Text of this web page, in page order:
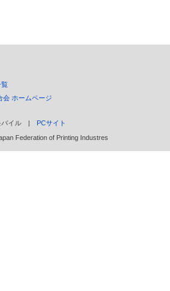
覧
会 ホームページ
バイル | PCサイト
Federation of Printing Industres